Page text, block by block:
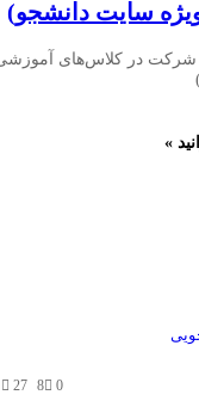
»
27 جولای 2011 0
8